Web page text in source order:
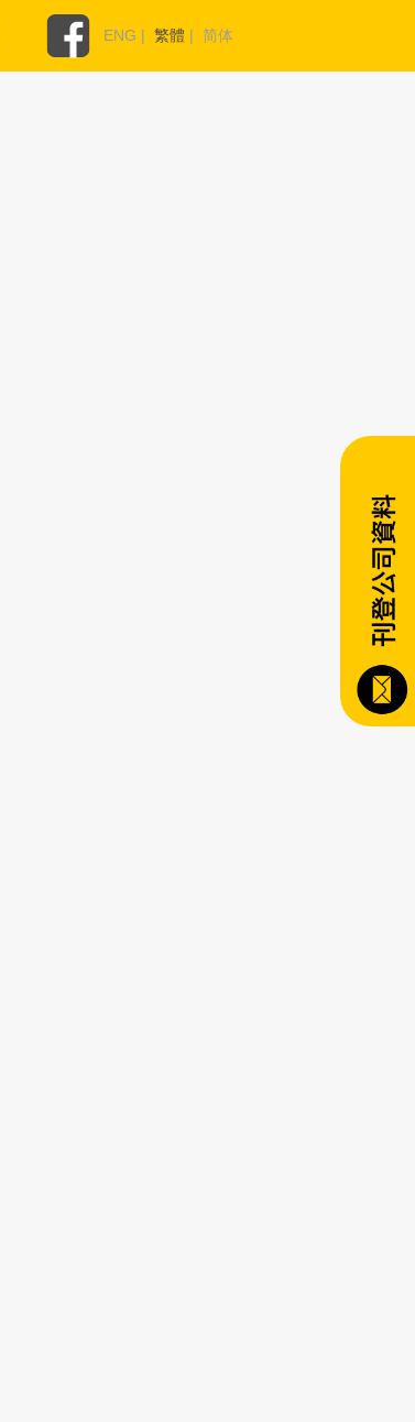
ENG | 繁體 | 简体